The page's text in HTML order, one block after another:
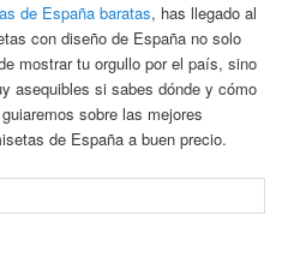
de España baratas, has llegado al
con diseño de España no solo
mostrar tu orgullo por el país, sino
asequibles si sabes dónde y cómo
sobre las mejores
de España a buen precio.